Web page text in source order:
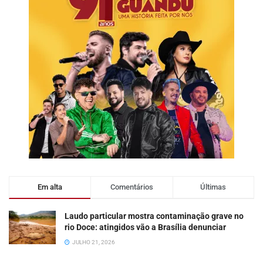
Em alta Comentários Últimas
Laudo particular mostra contaminação grave no
rio Doce: atingidos vão a Brasília denunciar
JULHO 21, 2026